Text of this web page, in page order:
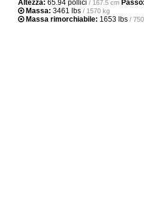
Altezza: 65.94 pollici / 167.5 cm Passo:
Massa: 3461 lbs / 1570 kg
Massa rimorchiabile: 1653 lbs /